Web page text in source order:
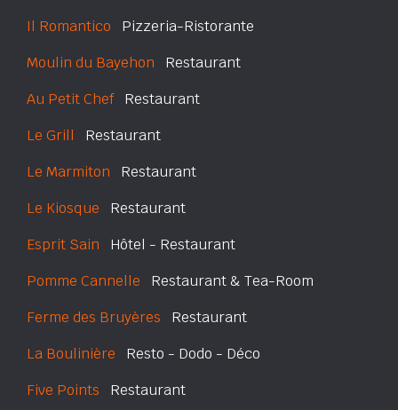
Il Romantico Pizzeria-Ristorante
Moulin du Bayehon Restaurant
Au Petit ChefRestaurant
Le Grill Restaurant
Le Marmiton Restaurant
Le Kiosque Restaurant
Esprit Sain Hôtel - Restaurant
Pomme Cannelle Restaurant & Tea-Room
Ferme des Bruyères Restaurant
La Boulinière Resto - Dodo - Déco
Five Points Restaurant